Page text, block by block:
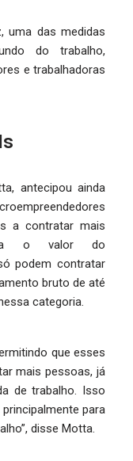
uma das medidas
do trabalho,
e trabalhadoras
antecipou ainda
a contratar mais
o valor do
podem contratar
bruto de até
categoria.
que esses
mais pessoas, já
de trabalho. Isso
para
disse Motta.